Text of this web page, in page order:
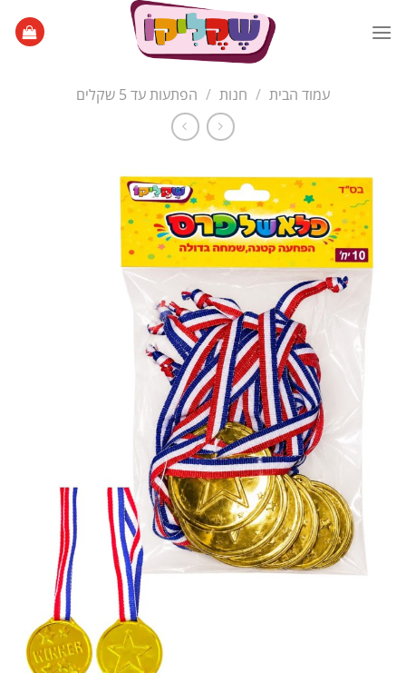
עמוד הבית / חנות / הפתעות עד 5 שקלים